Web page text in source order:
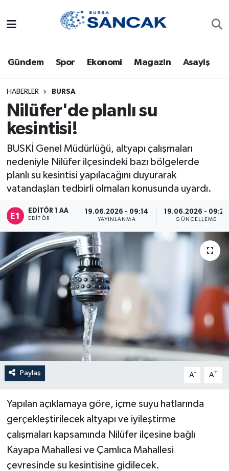
Gündem Spor Ekonomi Magazin Asayiş
HABERLER BURSA
Nilüfer'de planlı su
kesintisi!
BUSKİ Genel Müdürlüğü, altyapı çalışmaları
nedeniyle Nilüfer ilçesindeki bazı bölgelerde
planlı su kesintisi yapılacağını duyurarak
vatandaşları tedbirli olmaları konusunda uyardı.
EDITÖR 1 AA
EDITÖR
19.06.2026 - 09:14
YAYINLANMA
19.06.2026 - 09:23
GÜNCELLEME
Paylaş A- A+
Yapılan açıklamaya göre, içme suyu hatlarında
gerçekleştirilecek altyapı ve iyileştirme
çalışmaları kapsamında Nilüfer ilçesine bağlı
Kayapa Mahallesi ve Çamlıca Mahallesi
çevresinde su kesintisine gidilecek.
Bursa
Dünya
Eğitim
Ekonomi
Genel
Gündem
Magazin
Sağlık
Siyaset
Spor
Türkiye
Trafik Durumu
Süper Lig Puan Durumu ve Fikstür
Tüm Manşetler
Son Dakika Haberleri
Haber Arşivi